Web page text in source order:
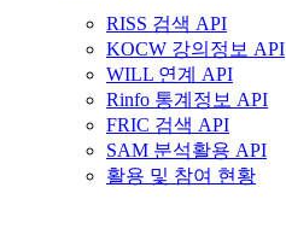
RISS 검색 API
KOCW 강의정보 API
WILL 연계 API
Rinfo 통계정보 API
FRIC 검색 API
SAM 분석활용 API
활용 및 참여 현황